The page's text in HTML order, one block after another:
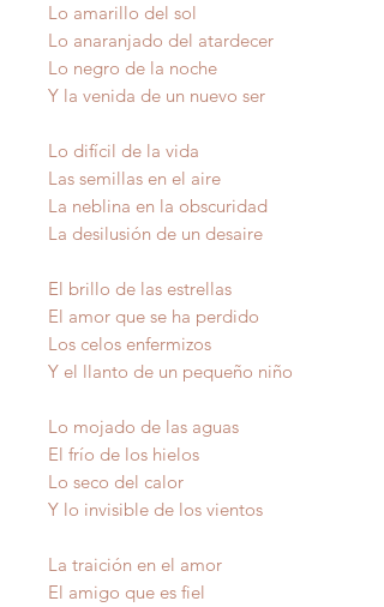
Lo amarillo del sol
Lo anaranjado del atardecer
Lo negro de la noche
Y la venida de un nuevo ser
Lo difícil de la vida
Las semillas en el aire
La neblina en la obscuridad
La desilusión de un desaire
El brillo de las estrellas
El amor que se ha perdido
Los celos enfermizos
Y el llanto de un pequeño niño
Lo mojado de las aguas
El frío de los hielos
Lo seco del calor
Y lo invisible de los vientos
La traición en el amor
El amigo que es fiel